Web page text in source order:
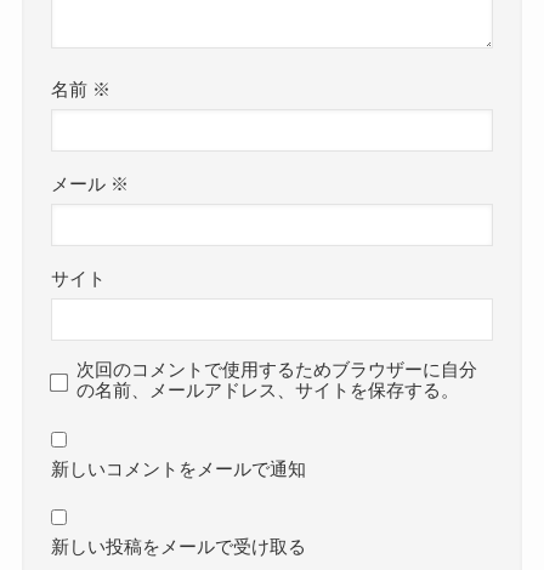
名前 ※
メール ※
サイト
次回のコメントで使用するためブラウザーに自分
の名前、メールアドレス、サイトを保存する。
新しいコメントをメールで通知
新しい投稿をメールで受け取る